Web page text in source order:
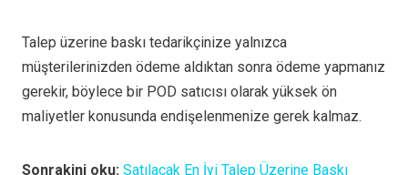
Talep üzerine baskı tedarikçinize yalnızca
müşterilerinizden ödeme aldıktan sonra ödeme yapmanız
gerekir, böylece bir POD satıcısı olarak yüksek ön
maliyetler konusunda endişelenmenize gerek kalmaz.
Sonrakini oku: Satılacak En İyi Talep Üzerine Baskı